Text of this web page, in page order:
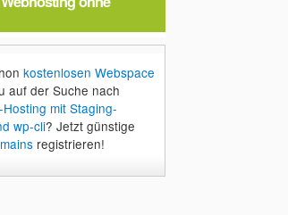
kostenlosen Webspace
auf der Suche nach
mit Staging-
wp-cli? Jetzt günstige
registrieren!